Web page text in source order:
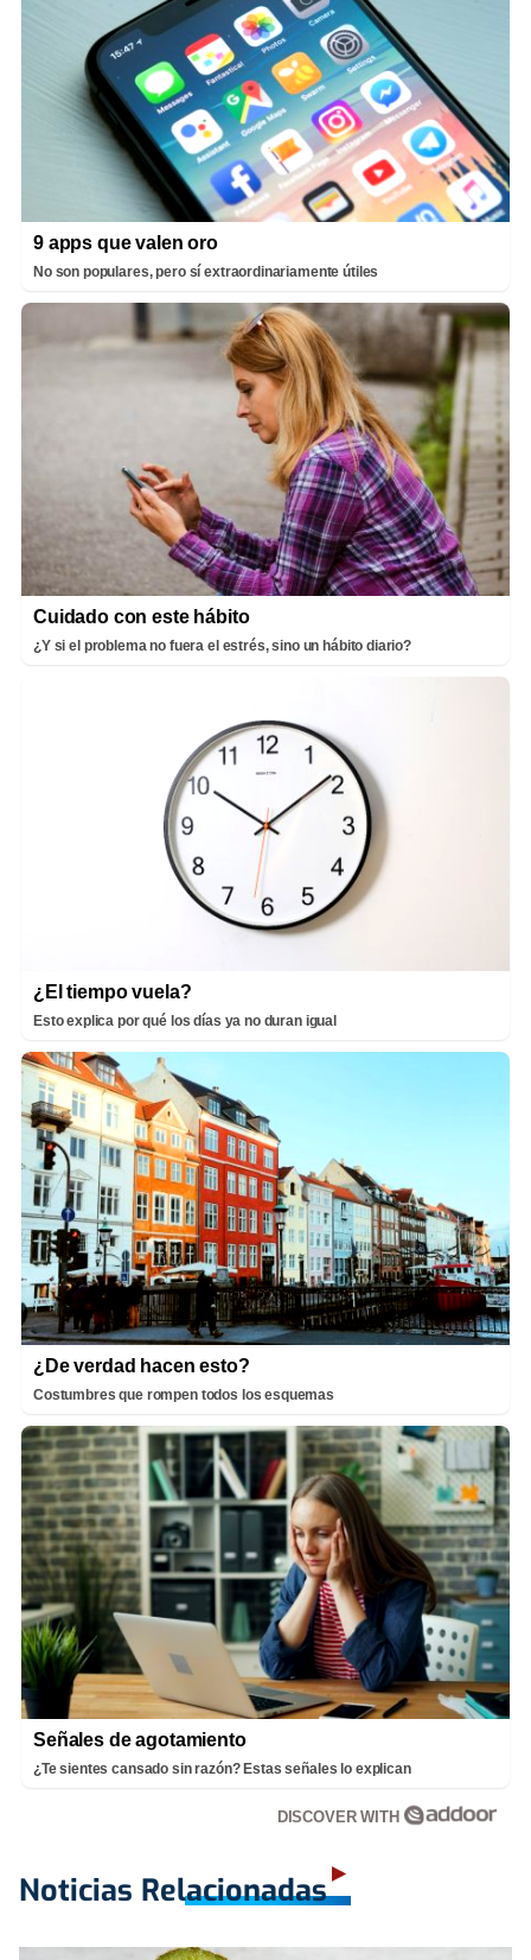
9 apps que valen oro
No son populares, pero sí extraordinariamente útiles
Cuidado con este hábito
¿Y si el problema no fuera el estrés, sino un hábito diario?
¿El tiempo vuela?
Esto explica por qué los días ya no duran igual
¿De verdad hacen esto?
Costumbres que rompen todos los esquemas
Señales de agotamiento
¿Te sientes cansado sin razón? Estas señales lo explican
DISCOVER WITH
Noticias Relacionadas